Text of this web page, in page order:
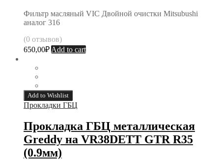
Фильтр масляный VIC Двойной очистки Mitsubushi
аналог 316
(0 отзывов)
650,00₽ Add to cart
Add to Wishlist
Прокладки ГБЦ
Прокладка ГБЦ металлическая
Greddy на VR38DETT GTR R35
(0.9мм)